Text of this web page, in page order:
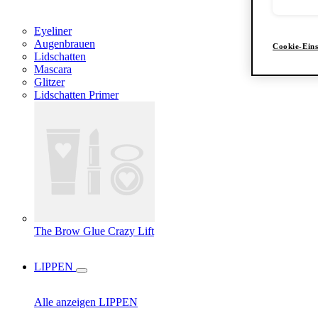
Eyeliner
Augenbrauen
Lidschatten
Mascara
Glitzer
Lidschatten Primer
The Brow Glue Crazy Lift
LIPPEN
Alle anzeigen LIPPEN
Cookie-